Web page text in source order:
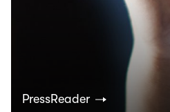
PressReader